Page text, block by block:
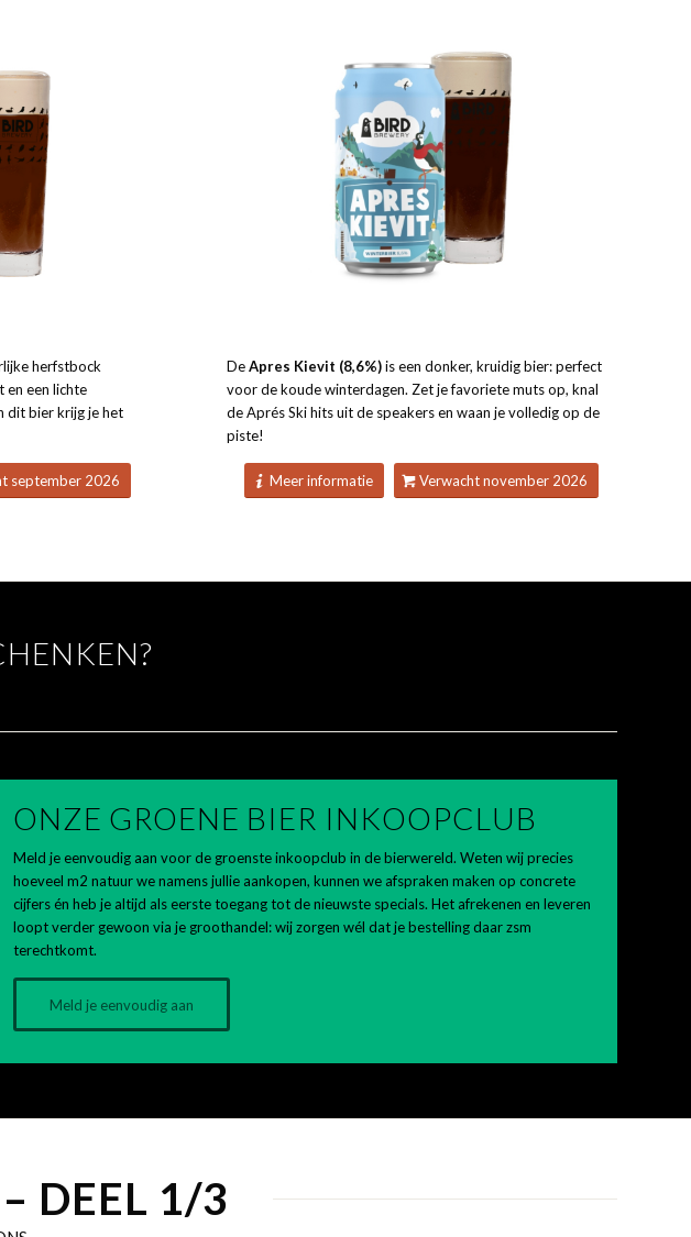
herfstbock
en een lichte
dit bier krijg je het
september 2026
DeApres Kievit (8,6%)is een donker, kruidig bier: perfect
voor de koude winterdagen. Zet je favoriete muts op, knal
de Aprés Ski hits uit de speakers en waan je volledig op de
piste!
Meer informatie Verwacht november 2026
ONZE GROENE BIER INKOOPCLUB
Meld je eenvoudig aan voor de groenste inkoopclub in de bierwereld. Weten wij precies
hoeveel m2 natuur we namens jullie aankopen, kunnen we afspraken maken op concrete
cijfers én heb je altijd als eerste toegang tot de nieuwste specials. Het afrekenen en leveren
loopt verder gewoon via je groothandel: wij zorgen wél dat je bestelling daar zsm
terechtkomt.
Meld je eenvoudig aan
DEEL 1/3